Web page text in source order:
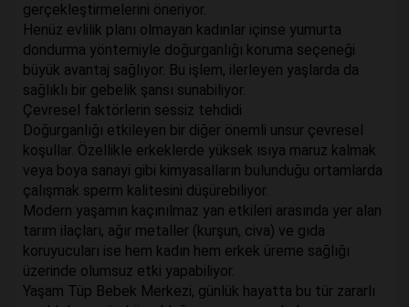
gerçekleştirmelerini öneriyor.
Henüz evlilik planı olmayan kadınlar içinse yumurta
dondurma yöntemiyle doğurganlığı koruma seçeneği
büyük avantaj sağlıyor. Bu işlem, ilerleyen yaşlarda da
sağlıklı bir gebelik şansı sunabiliyor.
Çevresel faktörlerin sessiz tehdidi
Doğurganlığı etkileyen bir diğer önemli unsur çevresel
koşullar. Özellikle erkeklerde yüksek ısıya maruz kalmak
veya boya sanayi gibi kimyasalların bulunduğu ortamlarda
çalışmak sperm kalitesini düşürebiliyor.
Modern yaşamın kaçınılmaz yan etkileri arasında yer alan
tarım ilaçları, ağır metaller (kurşun, civa) ve gıda
koruyucuları ise hem kadın hem erkek üreme sağlığı
üzerinde olumsuz etki yapabiliyor.
Yaşam Tüp Bebek Merkezi, günlük hayatta bu tür zararlı